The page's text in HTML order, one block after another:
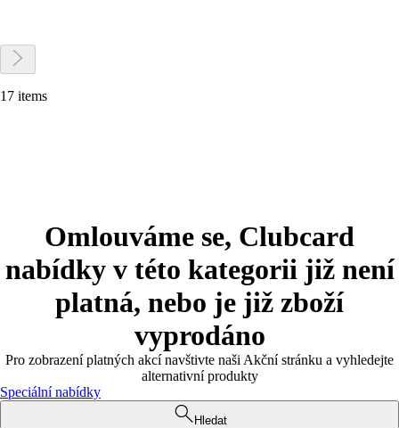
17 items
Omlouváme se, Clubcard
nabídky v této kategorii již není
platná, nebo je již zboží
vyprodáno
Pro zobrazení platných akcí navštivte naši Akční stránku a vyhledejte
alternativní produkty
Speciální nabídky
Hledat